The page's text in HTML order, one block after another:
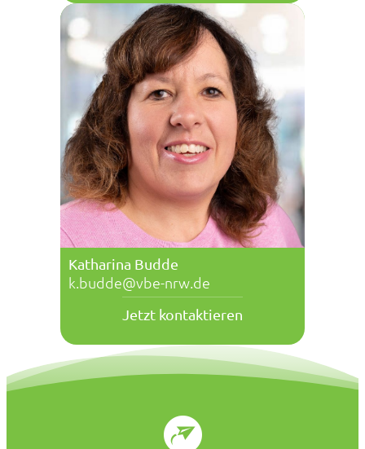
Katharina Budde
k.budde@vbe-nrw.de
Jetzt kontaktieren